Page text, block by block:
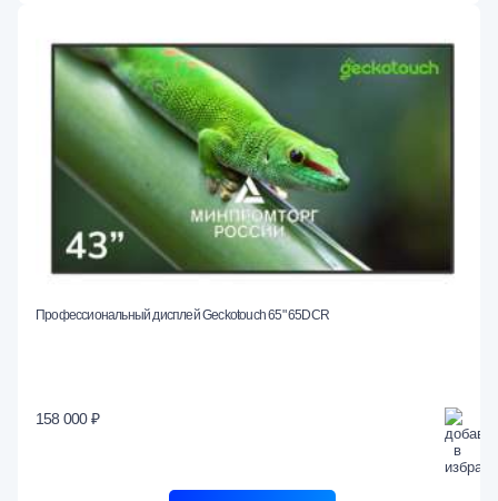
Профессиональный дисплей Geckotouch 65" 65DCR
158 000 ₽